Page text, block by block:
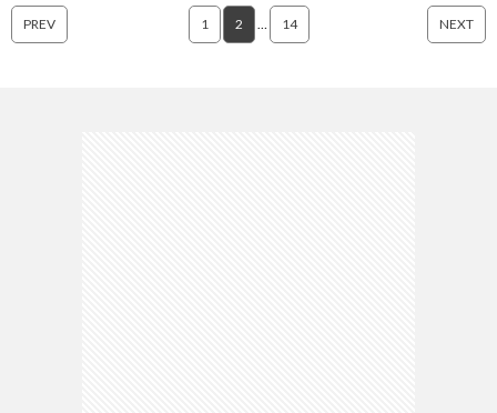
PREV 1 2 … 14 NEXT